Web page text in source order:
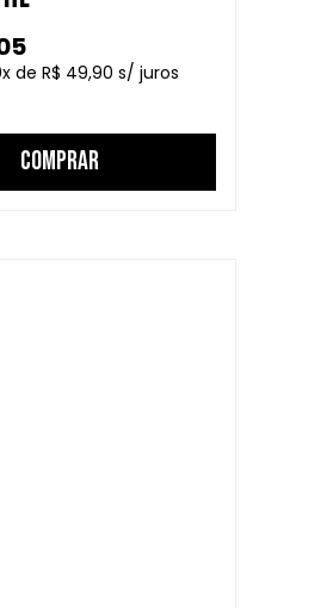
R$ 49,90
COMPRAR